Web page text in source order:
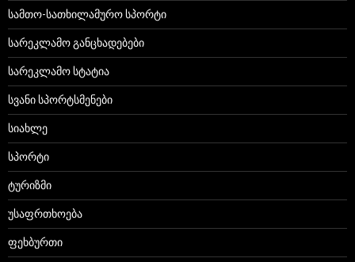
სამთო-სათხილამურო სპორტი
სარეკლამო განცხადებები
სარეკლამო სტატია
სვანი სპორტსმენები
სიახლე
სპორტი
ტურიზმი
უსაფრთხოება
ფეხბურთი